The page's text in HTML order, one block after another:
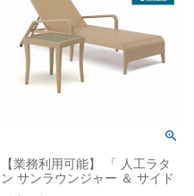
【業務利用可能】 「 人工ラタ
ン サンラウンジャー ＆ サイド
テーブルセット BLM-1708 &